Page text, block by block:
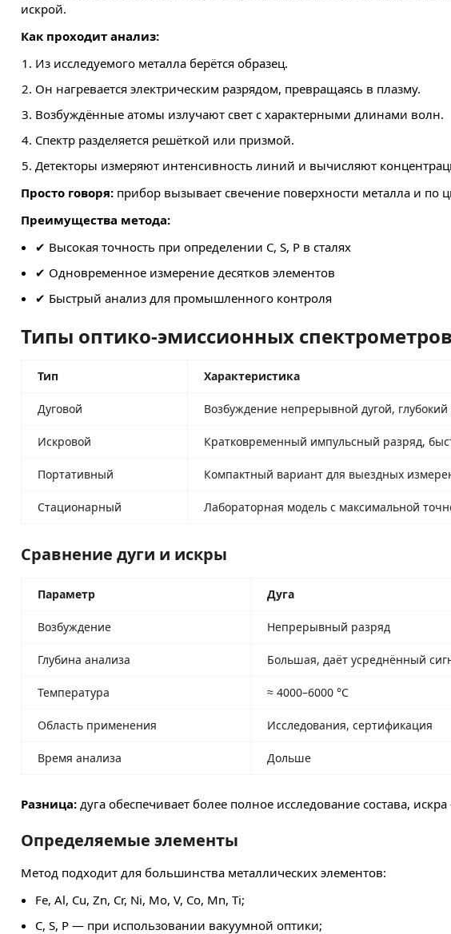
искрой.
Как проходит анализ:
Из исследуемого металла берётся образец.
Он нагревается электрическим разрядом, превращаясь в плазму.
Возбуждённые атомы излучают свет с характерными длинами волн.
Спектр разделяется решёткой или призмой.
Детекторы измеряют интенсивность линий и вычисляют
Просто говоря: прибор вызывает свечение поверхности металла и по
Преимущества метода:
✔ Высокая точность при определении C, S, P в сталях
✔ Одновременное измерение десятков элементов
✔ Быстрый анализ для промышленного контроля
Типы оптико-эмиссионных спектрометров
Тип Характеристика
Дуговой Возбуждение непрерывной дугой,
Искровой Кратковременный импульсный разряд,
Портативный Компактный вариант для выездных
Стационарный Лабораторная модель с максимальной
Сравнение дуги и искры
Параметр Дуга
Возбуждение Непрерывный разряд
Глубина анализа Большая, даёт усреднённый
Температура ≈ 4000–6000 °C
Область применения Исследования, сертификация
Время анализа Дольше
Разница: дуга обеспечивает более полное исследование состава,
Определяемые элементы
Метод подходит для большинства металлических элементов:
Fe, Al, Cu, Zn, Cr, Ni, Mo, V, Co, Mn, Ti;
C, S, P — при использовании вакуумной оптики;